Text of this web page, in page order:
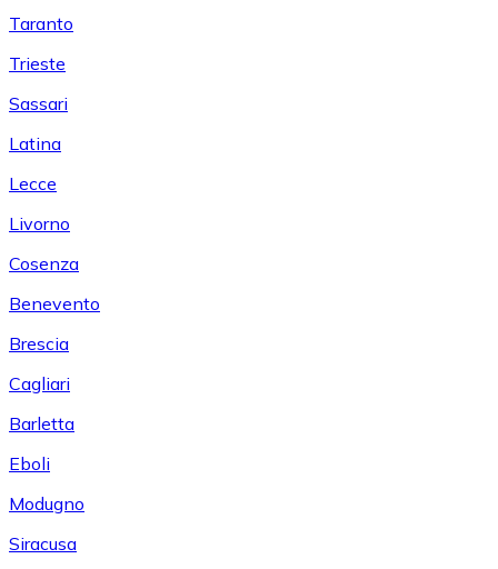
Taranto
Trieste
Sassari
Latina
Lecce
Livorno
Cosenza
Benevento
Brescia
Cagliari
Barletta
Eboli
Modugno
Siracusa